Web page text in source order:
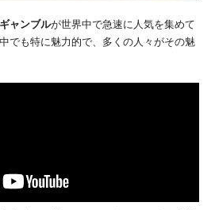
ャンブルが世界中で急速に人気を集めて
でも特に魅力的で、多くの人々がその魅